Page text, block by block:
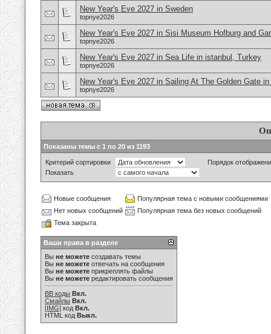
New Year's Eve 2027 in Sweden
topnye2026
New Year's Eve 2027 in Sisi Museum Hofburg and
topnye2026
New Year's Eve 2027 in Sea Life in istanbul, Turkey
topnye2026
New Year's Eve 2027 in Sailing At The Golden Gate
topnye2026
Показаны темы с 1 по 20 из 1193
Критерий сортировки
Порядок
Показать
Новые сообщения
Популярная тема с новыми сообщениями
Нет новых сообщений
Популярная тема без новых сообщений
Тема закрыта
Ваши права в разделе
Вы не можете создавать темы
Вы не можете отвечать на сообщения
Вы не можете прикреплять файлы
Вы не можете редактировать сообщения
BB коды Вкл.
Смайлы Вкл.
[IMG] код Вкл.
HTML код Выкл.